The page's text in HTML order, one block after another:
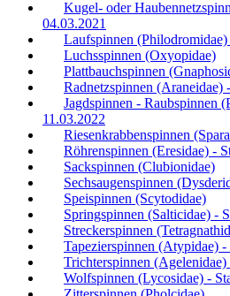
Kugel- oder
04.03.2021
Laufspinnen
Luchsspinnen (Oxyopidae)
Plattbauchspinnen
Radnetzspinnen (Araneidae)
Jagdspinnen - Raubspinnen
11.03.2022
Riesenkrabbenspinnen
Röhrenspinnen (Eresidae) -
Sackspinnen (Clubionidae)
Sechsaugenspinnen
Speispinnen (Scytodidae)
Springspinnen (Salticidae) -
Streckerspinnen
Tapezierspinnen (Atypidae) -
Trichterspinnen
Wolfspinnen (Lycosidae) -